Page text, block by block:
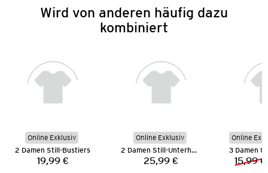
Wird von anderen häufig dazu
kombiniert
Online Exklusiv
2 Damen Still-Bustiers
Preis:
19,99 €
Online Exklusiv
2 Damen Still-Unterhemden
Preis:
25,99 €
Online
15,99 €